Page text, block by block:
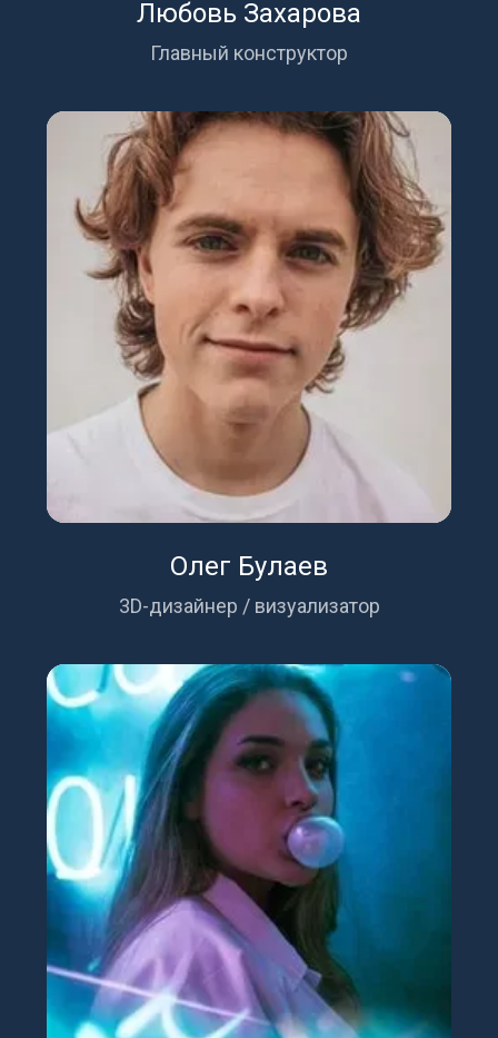
Любовь Захарова
Главный конструктор
Олег Булаев
3D-дизайнер / визуализатор